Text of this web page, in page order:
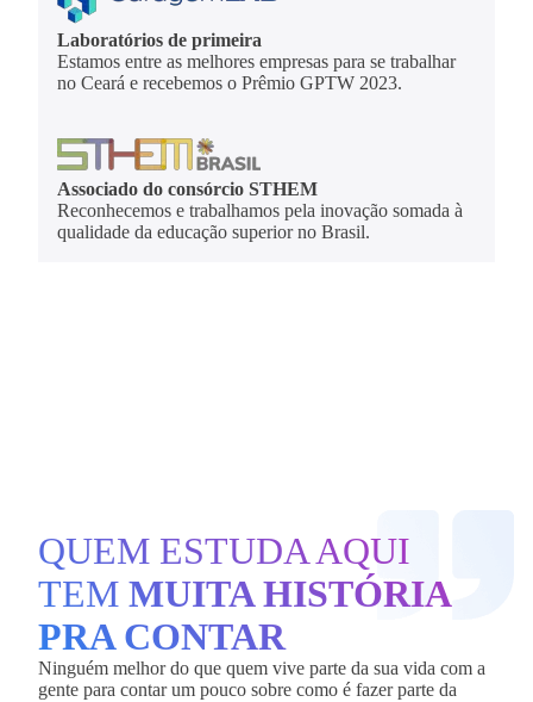
Laboratórios de primeira
Estamos entre as melhores empresas para se trabalhar
no Ceará e recebemos o Prêmio GPTW 2023.
Associado do consórcio STHEM
Reconhecemos e trabalhamos pela inovação somada à
qualidade da educação superior no Brasil.
QUEM ESTUDA AQUI
TEM MUITA HISTÓRIA
PRA CONTAR
Ninguém melhor do que quem vive parte da sua vida com a
gente para contar um pouco sobre como é fazer parte da